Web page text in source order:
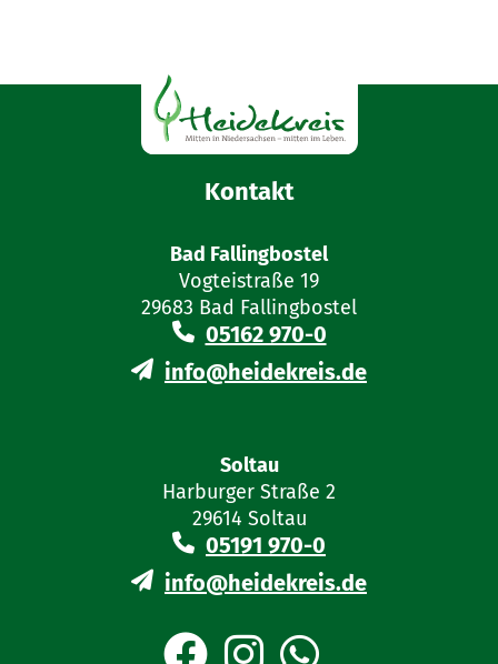
Kontakt
Bad Fallingbostel
Vogteistraße 19
29683 Bad Fallingbostel
05162 970-0
info@heidekreis.de
Soltau
Harburger Straße 2
29614 Soltau
05191 970-0
info@heidekreis.de